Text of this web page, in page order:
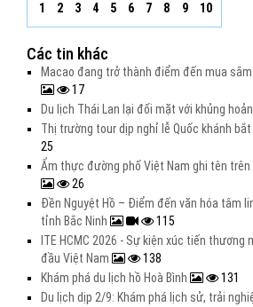
1 2 3 4 5 6 7 8 9 10
Các tin khác
Macao đang trở thành điểm đến mua
17
Du lịch Thái Lan lại đối mặt với khủng
Thị trường tour dịp nghỉ lễ Quốc khánh
25
Ẩm thực đường phố Việt Nam ghi tên
26
Đền Nguyệt Hồ – Điểm đến văn hóa tâm
tỉnh Bắc Ninh
115
ITE HCMC 2026 - Sự kiện xúc tiến thương
đầu Việt Nam
138
Khám phá du lịch hồ Hoà Bình
131
Du lịch dịp 2/9: Khám phá lịch sử, trải